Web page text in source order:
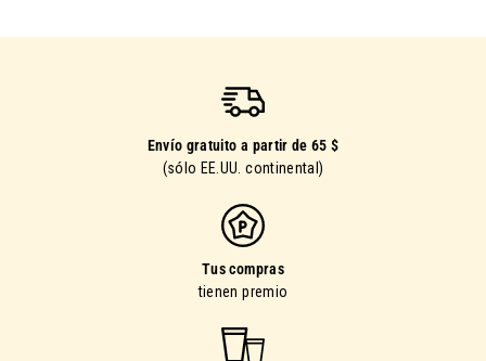
Envío gratuito a partir de 65 $
(sólo EE.UU. continental)
Tus compras
tienen premio